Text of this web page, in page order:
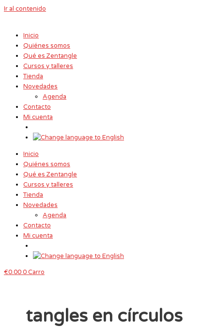
Ir al contenido
Inicio
Quiénes somos
Qué es Zentangle
Cursos y talleres
Tienda
Novedades
Agenda
Contacto
Mi cuenta
Inicio
Quiénes somos
Qué es Zentangle
Cursos y talleres
Tienda
Novedades
Agenda
Contacto
Mi cuenta
€0.000Carro
tangles en círculos